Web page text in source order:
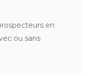
en
ou sans